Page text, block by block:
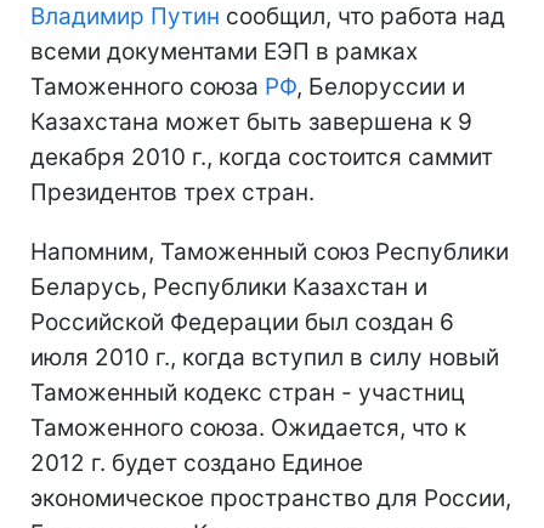
Владимир Путин сообщил, что работа над
всеми документами ЕЭП в рамках
Таможенного союза РФ, Белоруссии и
Казахстана может быть завершена к 9
декабря 2010 г., когда состоится саммит
Президентов трех стран.
Напомним, Таможенный союз Республики
Беларусь, Республики Казахстан и
Российской Федерации был создан 6
июля 2010 г., когда вступил в силу новый
Таможенный кодекс стран - участниц
Таможенного союза. Ожидается, что к
2012 г. будет создано Единое
экономическое пространство для России,